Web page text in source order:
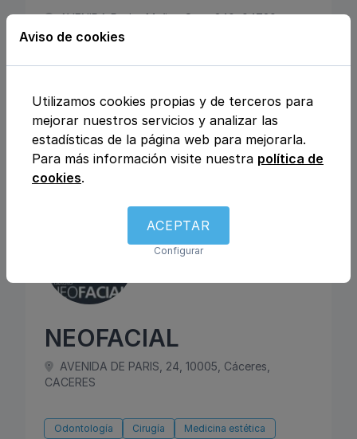
AVENIDA Pedro Muñoz Seca 240, 04720,
Aguadulce, Almería
Oftalmología
Odontología
Atiende a niños
Consulta por videollamada
Atiende en Inglés
NEOFACIAL
AVENIDA DE PARIS, 24, 10005, Cáceres,
CACERES
Odontología Cirugía Medicina estética
Aviso de cookies
Utilizamos cookies propias y de terceros para
mejorar nuestros servicios y analizar las
estadísticas de la página web para mejorarla.
Para más información visite nuestra política de
cookies.
ACEPTAR
Configurar